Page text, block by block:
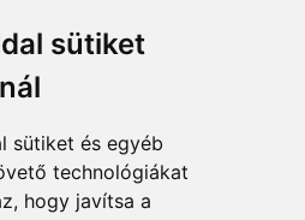
sütiket
sütiket és egyéb
technológiákat
hogy javítsa a
és tea ajándékcsomag